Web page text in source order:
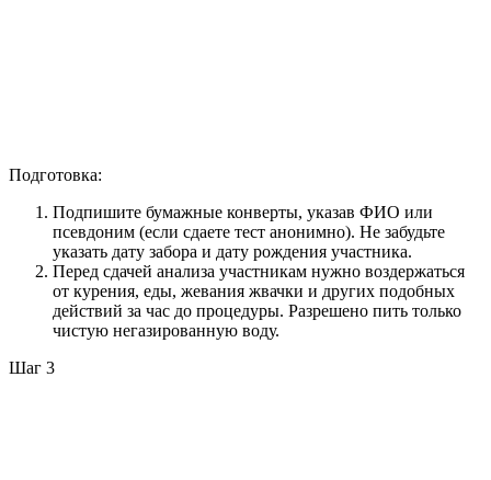
Подготовка:
Подпишите бумажные конверты, указав ФИО или
псевдоним (если сдаете тест анонимно). Не забудьте
указать дату забора и дату рождения участника.
Перед сдачей анализа участникам нужно воздержаться
от курения, еды, жевания жвачки и других подобных
действий за час до процедуры. Разрешено пить только
чистую негазированную воду.
Шаг 3